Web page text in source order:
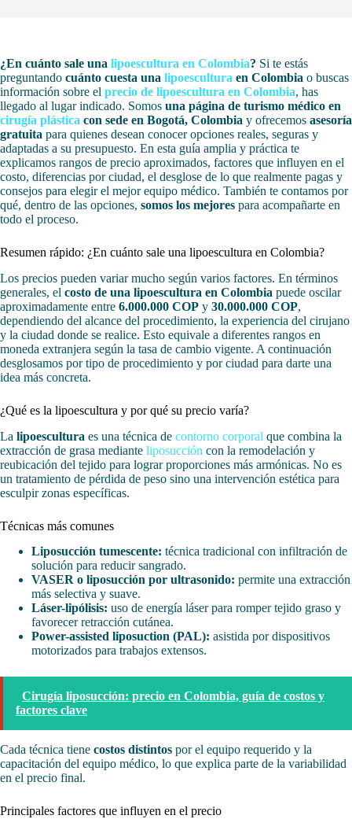
¿En cuánto sale una lipoescultura en Colombia? Si te estás
preguntando cuánto cuesta una lipoescultura en Colombia o buscas
información sobre el precio de lipoescultura en Colombia, has
llegado al lugar indicado. Somos una página de turismo médico en
cirugía plástica con sede en Bogotá, Colombia y ofrecemos asesoría
gratuita para quienes desean conocer opciones reales, seguras y
adaptadas a su presupuesto. En esta guía amplia y práctica te
explicamos rangos de precio aproximados, factores que influyen en el
costo, diferencias por ciudad, el desglose de lo que realmente pagas y
consejos para elegir el mejor equipo médico. También te contamos por
qué, dentro de las opciones, somos los mejores para acompañarte en
todo el proceso.
Resumen rápido: ¿En cuánto sale una lipoescultura en Colombia?
Los precios pueden variar mucho según varios factores. En términos
generales, el costo de una lipoescultura en Colombia puede oscilar
aproximadamente entre 6.000.000 COP y 30.000.000 COP,
dependiendo del alcance del procedimiento, la experiencia del cirujano
y la ciudad donde se realice. Esto equivale a diferentes rangos en
moneda extranjera según la tasa de cambio vigente. A continuación
desglosamos por tipo de procedimiento y por ciudad para darte una
idea más concreta.
¿Qué es la lipoescultura y por qué su precio varía?
La lipoescultura es una técnica de contorno corporal que combina la
extracción de grasa mediante liposucción con la remodelación y
reubicación del tejido para lograr proporciones más armónicas. No es
un tratamiento de pérdida de peso sino una intervención estética para
esculpir zonas específicas.
Técnicas más comunes
Liposucción tumescente: técnica tradicional con infiltración de
solución para reducir sangrado.
VASER o liposucción por ultrasonido: permite una extracción
más selectiva y suave.
Láser-lipólisis: uso de energía láser para romper tejido graso y
favorecer retracción cutánea.
Power-assisted liposuction (PAL): asistida por dispositivos
motorizados para trabajos extensos.
Cirugía liposucción: precio en Colombia, guía de costos y
factores clave
Cada técnica tiene costos distintos por el equipo requerido y la
capacitación del equipo médico, lo que explica parte de la variabilidad
en el precio final.
Principales factores que influyen en el precio